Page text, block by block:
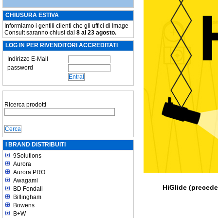
CHIUSURA ESTIVA
Informiamo i gentili clienti che gli uffici di Image
Consult saranno chiusi dal 8 al 23 agosto.
LOG IN PER RIVENDITORI ACCREDITATI
Indirizzo E-Mail
password
Ricerca prodotti
I BRAND DISTRIBUITI
9Solutions
Aurora
Aurora PRO
Awagami
BD Fondali
Billingham
Bowens
B+W
HiGlide